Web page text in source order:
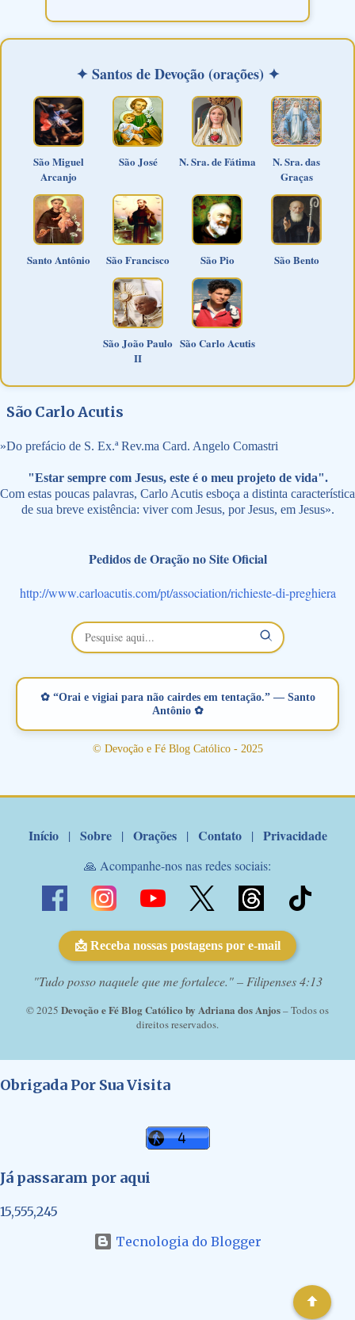
✦ Santos de Devoção (orações) ✦
São Miguel
Arcanjo
São José N. Sra. de Fátima
N. Sra. das
Graças
Santo Antônio São Francisco São Pio São Bento
São João Paulo
II
São Carlo Acutis
São Carlo Acutis
»Do prefácio de S. Ex.ª Rev.ma Card. Angelo Comastri
"Estar sempre com Jesus, este é o meu projeto de vida".
Com estas poucas palavras, Carlo Acutis esboça a distinta característica
de sua breve existência: viver com Jesus, por Jesus, em Jesus».
Pedidos de Oração no Site Oficial
http://www.carloacutis.com/pt/association/richieste-di-preghiera
✿ “Orai e vigiai para não cairdes em tentação.” — Santo
Antônio ✿
© Devoção e Fé Blog Católico - 2025
Início | Sobre | Orações | Contato | Privacidade
🙏 Acompanhe-nos nas redes sociais:
📩 Receba nossas postagens por e-mail
"Tudo posso naquele que me fortalece." – Filipenses 4:13
© 2025 Devoção e Fé Blog Católico by Adriana dos Anjos– Todos os
direitos reservados.
Obrigada Por Sua Visita
Já passaram por aqui
15,555,245
Tecnologia do Blogger